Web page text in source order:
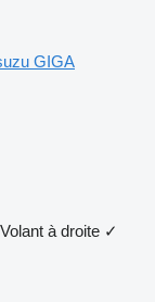
GIGA
Volant à droite ✓